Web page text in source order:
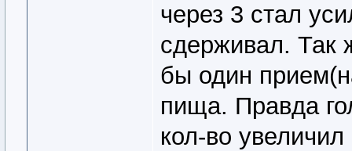
через 3 стал
сдерживал. Так
бы один
пища. Правда
кол-во